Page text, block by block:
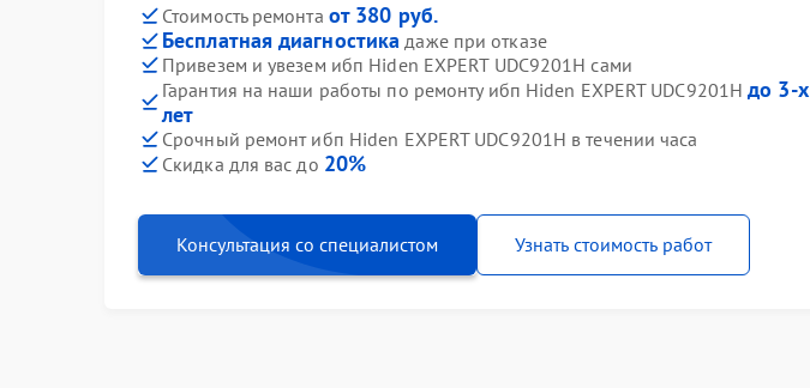
Стоимость ремонта от 380 руб.
Бесплатная диагностика даже при отказе
Привезем и увезем ибп Hiden EXPERT UDC9201H сами
Гарантия на наши работы по ремонту ибп Hiden EXPERT UDC9201Hдо 3-х
лет
Срочный ремонт ибп Hiden EXPERT UDC9201H в течении часа
Скидка для вас до 20%
Консультация со специалистом Узнать стоимость работ